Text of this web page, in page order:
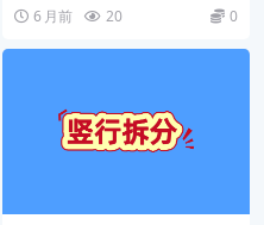
6 月前
20 0